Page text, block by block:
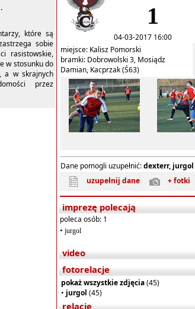
które są
sobie
rasistowskie,
w stosunku do
a w skrajnych
przez
1
04-03-2017 16:00
miejsce: Kalisz Pomorski
bramki: Dobrowolski 3, Mosiądz
Damian, Kacprzak (Ś63)
Dane pomogli uzupełnić:dexterr, jurgol
uzupełnij dane
+ fotki
imprezę polecają
poleca osób: 1
• jurgol
video
fotorelacje
pokaż wszystkie zdjęcia(45)
• jurgol (45)
relacje